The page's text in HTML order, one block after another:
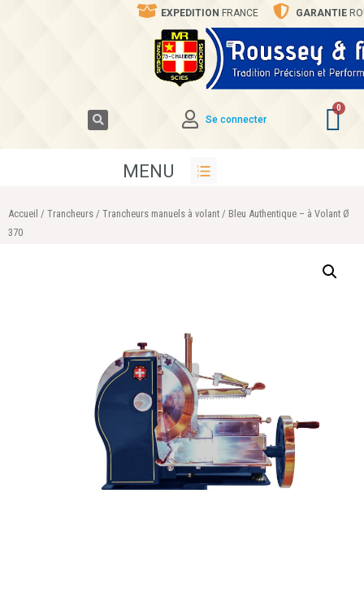
EXPEDITION FRANCE GARANTIE
Se connecter
MENU
Accueil / Trancheurs / Trancheurs manuels à volant / Bleu Authentique – à Volant Ø
370